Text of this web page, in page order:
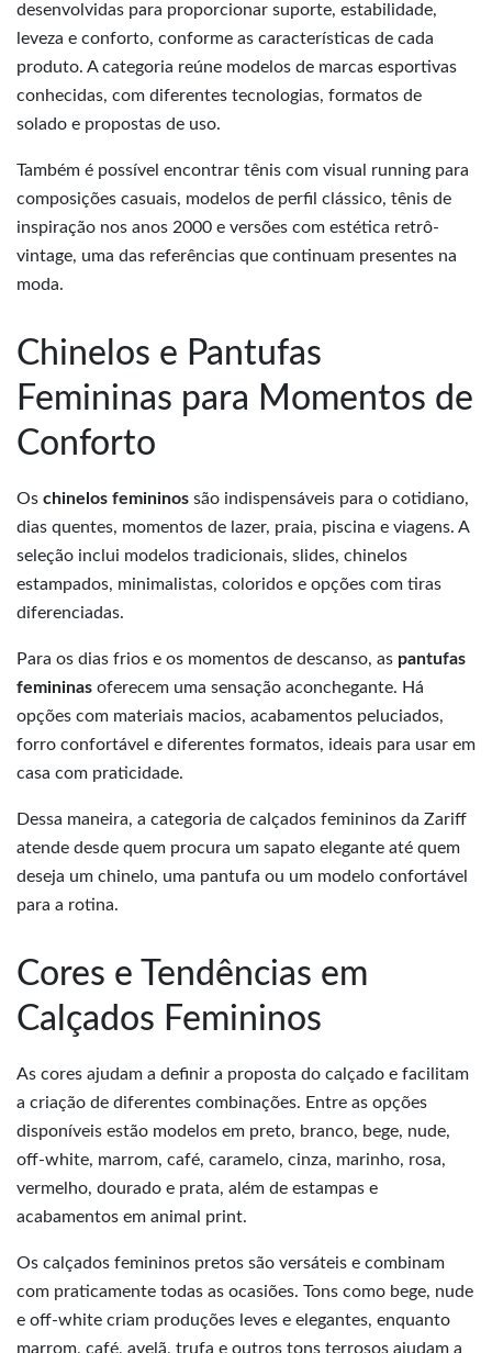
desenvolvidas para proporcionar suporte, estabilidade,
leveza e conforto, conforme as características de cada
produto. A categoria reúne modelos de marcas esportivas
conhecidas, com diferentes tecnologias, formatos de
solado e propostas de uso.
Também é possível encontrar tênis com visual running para
composições casuais, modelos de perfil clássico, tênis de
inspiração nos anos 2000 e versões com estética retrô-
vintage, uma das referências que continuam presentes na
moda.
Chinelos e Pantufas
Femininas para Momentos de
Conforto
Os chinelos femininos são indispensáveis para o cotidiano,
dias quentes, momentos de lazer, praia, piscina e viagens. A
seleção inclui modelos tradicionais, slides, chinelos
estampados, minimalistas, coloridos e opções com tiras
diferenciadas.
Para os dias frios e os momentos de descanso, as pantufas
femininas oferecem uma sensação aconchegante. Há
opções com materiais macios, acabamentos peluciados,
forro confortável e diferentes formatos, ideais para usar em
casa com praticidade.
Dessa maneira, a categoria de calçados femininos da Zariff
atende desde quem procura um sapato elegante até quem
deseja um chinelo, uma pantufa ou um modelo confortável
para a rotina.
Cores e Tendências em
Calçados Femininos
As cores ajudam a definir a proposta do calçado e facilitam
a criação de diferentes combinações. Entre as opções
disponíveis estão modelos em preto, branco, bege, nude,
off-white, marrom, café, caramelo, cinza, marinho, rosa,
vermelho, dourado e prata, além de estampas e
acabamentos em animal print.
Os calçados femininos pretos são versáteis e combinam
com praticamente todas as ocasiões. Tons como bege, nude
e off-white criam produções leves e elegantes, enquanto
marrom, café, avelã, trufa e outros tons terrosos ajudam a